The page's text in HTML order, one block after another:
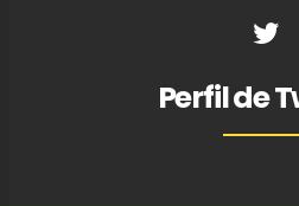
Perfil de